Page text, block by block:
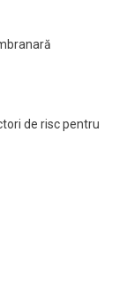
de risc pentru